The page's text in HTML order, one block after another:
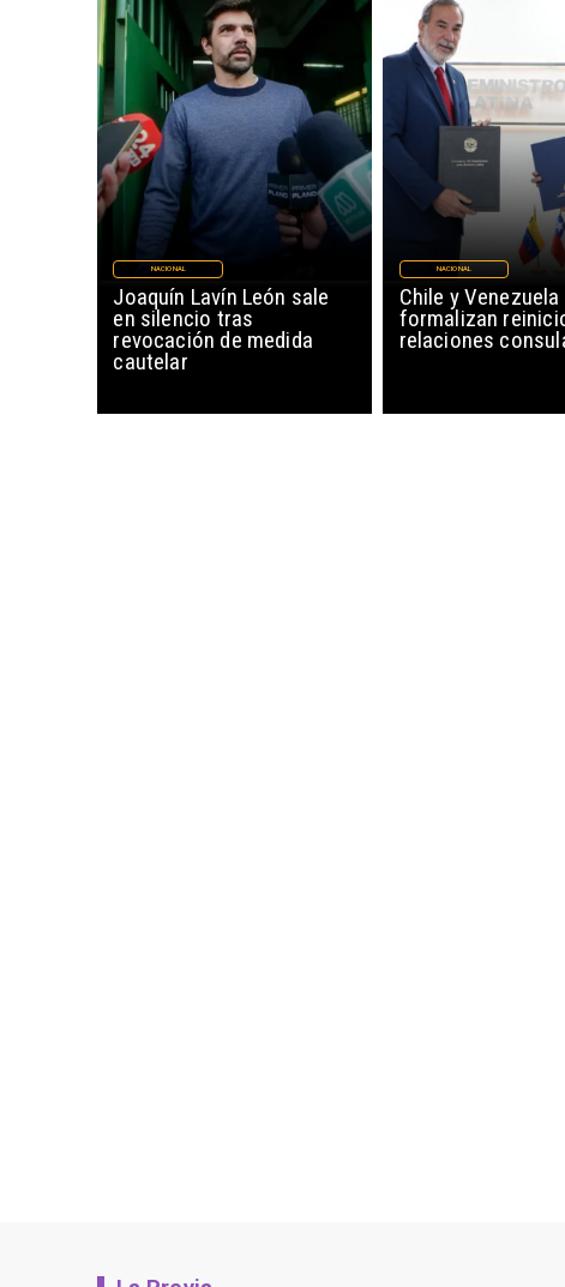
Joaquín Lavín León sale
en silencio tras
revocación de medida
cautelar
NACIONAL
Chile y Venezuela
formalizan
relaciones
NACIONAL